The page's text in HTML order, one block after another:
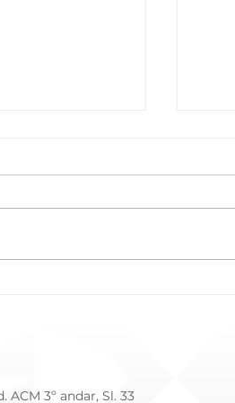
ACM 3º andar, Sl. 33